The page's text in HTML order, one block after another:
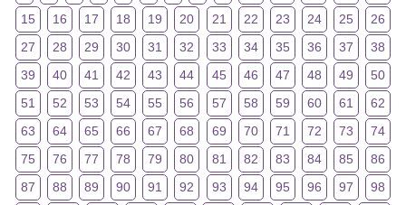
15
16 17 18 19 20 21 22 23 24 25
26
27
28 29 30 31 32 33 34 35 36 37
38
39
40 41 42 43 44 45 46 47 48 49
50
51
52 53 54 55 56 57 58 59 60 61
62
63
64 65 66 67 68 69 70 71 72 73
74
75
76 77 78 79 80 81 82 83 84 85
86
87
88 89 90 91 92 93 94 95 96 97
98